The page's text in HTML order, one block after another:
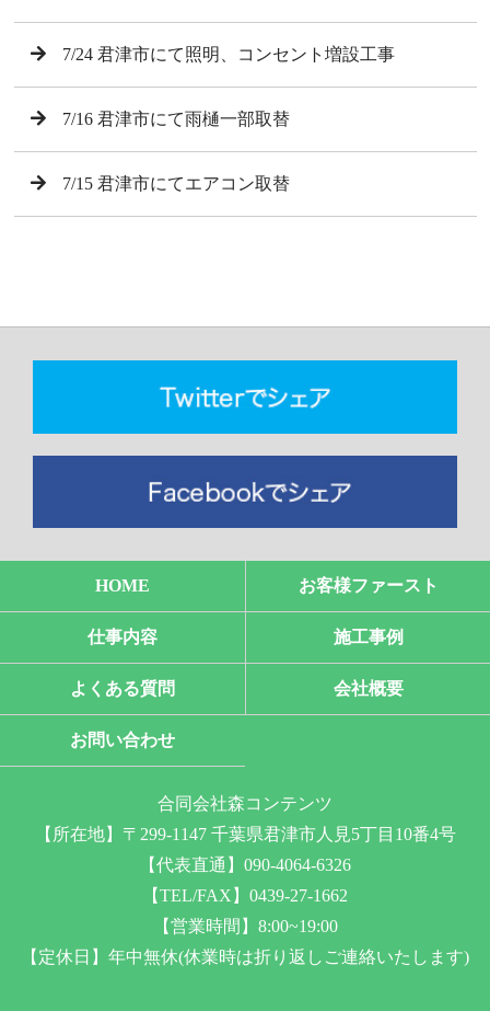
7/24 君津市にて照明、コンセント増設工事
7/16 君津市にて雨樋一部取替
7/15 君津市にてエアコン取替
HOME お客様ファースト
仕事内容 施工事例
よくある質問 会社概要
お問い合わせ
合同会社森コンテンツ
【所在地】〒299-1147 千葉県君津市人見5丁目10番4号
【代表直通】090-4064-6326
【TEL/FAX】0439-27-1662
【営業時間】8:00~19:00
【定休日】年中無休(休業時は折り返しご連絡いたします)